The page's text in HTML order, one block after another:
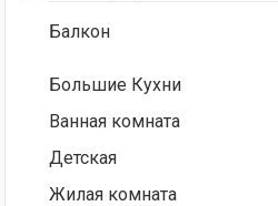
Балкон
Большие Кухни
Ванная комната
Детская
Жилая комната